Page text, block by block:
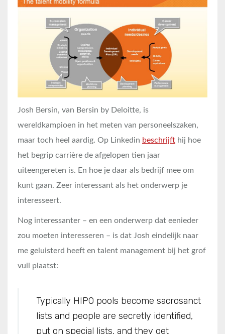
Josh Bersin, van Bersin by Deloitte, is
wereldkampioen in het meten van personeelszaken,
maar toch heel aardig. Op Linkedin beschrijft hij hoe
het begrip carrière de afgelopen tien jaar
uiteengereten is. En hoe je daar als bedrijf mee om
kunt gaan. Zeer interessant als het onderwerp je
interesseert.
Nog interessanter – en een onderwerp dat eenieder
zou moeten interesseren – is dat Josh eindelijk naar
me geluisterd heeft en talent management bij het grof
vuil plaatst:
Typically HIPO pools become sacrosanct
lists and people are secretly identified,
put on special lists, and they get